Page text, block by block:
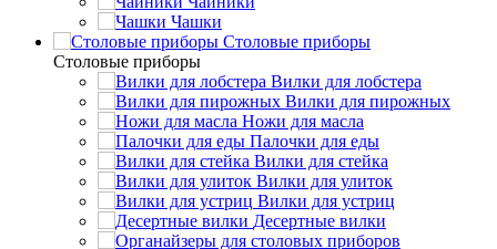
Чашки
Cтоловые приборы
Cтоловые приборы
Вилки для лобстера
Вилки для пирожных
Ножи для масла
Палочки для еды
Вилки для стейка
Вилки для улиток
Вилки для устриц
Десертные вилки